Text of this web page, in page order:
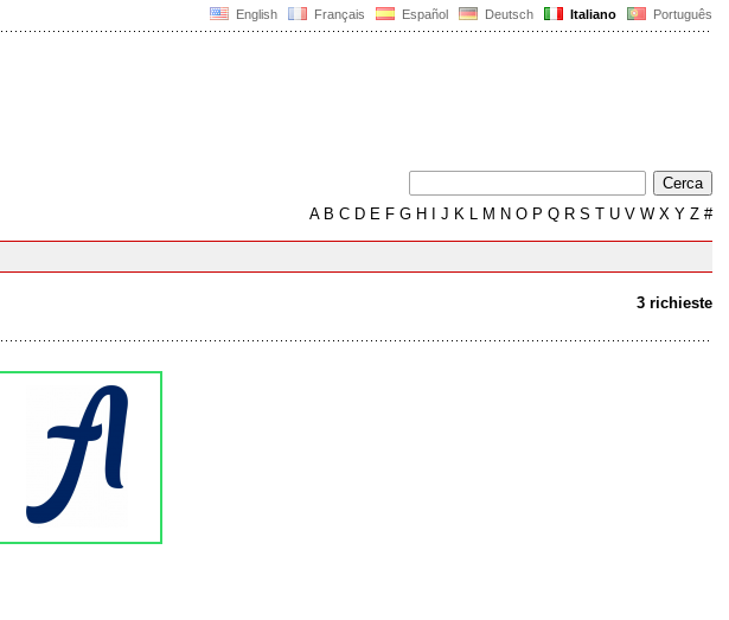
English Français Español Deutsch Italiano Português
AB C D E F G H J K L M N O P Q R S T U V W X Y Z #
3 richieste